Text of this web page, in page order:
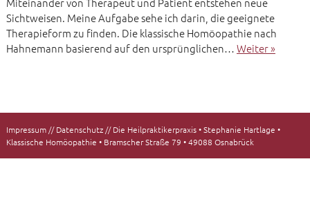
Sichtweisen. Meine Aufgabe sehe ich darin, die geeignete
Therapieform zu finden. Die klassische Homöopathie nach
Hahnemann basierend auf den ursprünglichen…Weiter »
Impressum//Datenschutz// Die Heilpraktikerpraxis • Stephanie Hartlage •
Klassische Homöopathie • Bramscher Straße 79 • 49088 Osnabrück